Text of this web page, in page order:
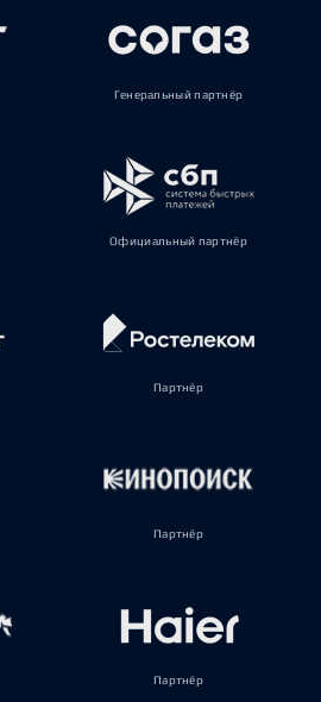
Генеральный партнёр
Официальный партнёр
Партнёр
Партнёр
Партнёр